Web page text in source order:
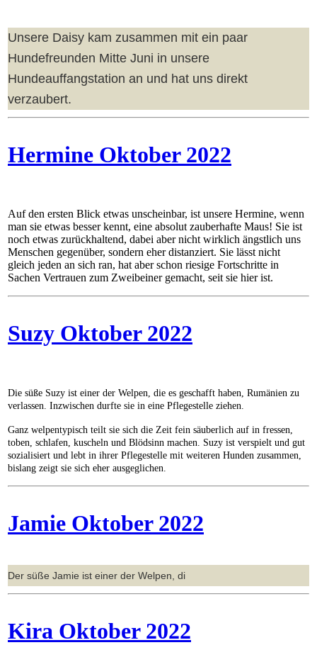
Unsere Daisy kam zusammen mit ein paar
Hundefreunden Mitte Juni in unsere
Hundeauffangstation an und hat uns direkt
verzaubert.
Hermine Oktober 2022
Auf den ersten Blick etwas unscheinbar, ist unsere Hermine, wenn
man sie etwas besser kennt, eine absolut zauberhafte Maus! Sie ist
noch etwas zurückhaltend, dabei aber nicht wirklich ängstlich uns
Menschen gegenüber, sondern eher distanziert. Sie lässt nicht
gleich jeden an sich ran, hat aber schon riesige Fortschritte in
Sachen Vertrauen zum Zweibeiner gemacht, seit sie hier ist.
Suzy Oktober 2022
Die süße Suzy ist einer der Welpen, die es geschafft haben, Rumänien zu
verlassen. Inzwischen durfte sie in eine Pflegestelle ziehen.
Ganz welpentypisch teilt sie sich die Zeit fein säuberlich auf in fressen,
toben, schlafen, kuscheln und Blödsinn machen. Suzy ist verspielt und gut
sozialisiert und lebt in ihrer Pflegestelle mit weiteren Hunden zusammen,
bislang zeigt sie sich eher ausgeglichen.
Jamie Oktober 2022
Der süße Jamie ist einer der Welpen, di
Kira Oktober 2022